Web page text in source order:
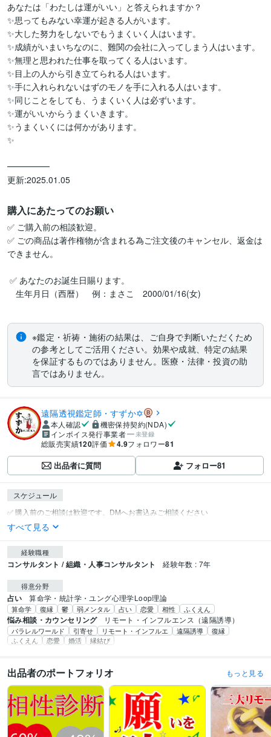
あなたは「わたしは運がいい」と答えられますか？
✨思ってもみない幸運が起きる人がいます。
✨大した努力をしないでもうまくいく人はいます。
✨成績がいまいちなのに、難関の会社に入ってしまう人はいます。
✨無理と思われた仕事を取ってくる人はいます。
✨目上の人から引き立てられる人はいます。
✨手に入れられないはずのモノを手に入れる人はいます。
✨同じことをしても、うまくいく人は必ずいます。
✨運がいいからうまくいきます。
✨うまくいくには何かがあります。
✨
━━━━━
購入にあたってのお願い
✅ ご購入前の相談歓迎。
✅ ごの商品は著作権物が含まれる為ご注文後のキャンセル、返金は
できません。
生年月日（西暦）　例：まさこ　2000/01/16(女)
※鑑定・祈祷・施術の結果は、ご自身で判断いただくため
の参考としてご活用ください。効果や成就、特定の結果
を保証するものではありません。医療・法律・投資の助
言ではありません。
遠隔透視鑑定師・すずか✡
本人確認
機密保持契約(NDA)
インボイス発行事業者
未登録
総販売実績120評価 4.9フォロワー81
出品者に質問 フォロー81
スケジュール
すべて見る
経験職種
コンサルタント / 組織・人事コンサルタント 経験年数 : 7年
得意分野
占い 算命学・統計学・ユング心理学Loop理論
算命学 復縁 鬱 弱メンタル 占い 恋愛 相性 ふくえん
悩み相談・カウンセリング リモート・インフルエンス（遠隔誘導）
パラレルワールド 引寄せ リモート・インフルエ 遠隔誘導
復縁
ふくえん
恋愛 婚活 縁結び
出品者のポートフォリオ もっと見る